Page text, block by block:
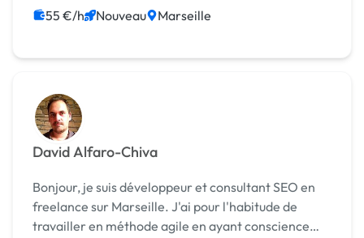
55 €/h Nouveau Marseille
David Alfaro-Chiva
Bonjour, je suis développeur et consultant SEO en
freelance sur Marseille. J'ai pour l'habitude de
travailler en méthode agile en ayant conscience